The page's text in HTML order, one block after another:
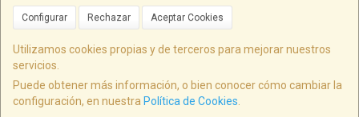
Configurar Rechazar Aceptar Cookies
Utilizamos cookies propias y de terceros para mejorar nuestros
servicios.
Puede obtener más información, o bien conocer cómo cambiar la
configuración, en nuestra Política de Cookies
Horario
ALICANTE 48 LOCAL 2, 03440, Alicante, España. - C.I.F.: B54578497 - Tfno:
601002249